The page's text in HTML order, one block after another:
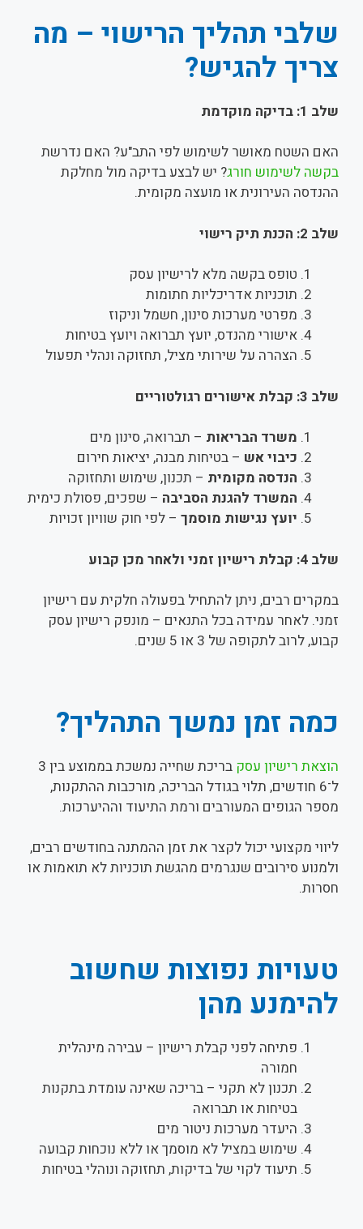
שלבי תהליך הרישוי – מה
צריך להגיש?
שלב 1: בדיקה מוקדמת
האם השטח מאושר לשימוש לפי התב"ע? האם נדרשת
בקשה לשימוש חורג? יש לבצע בדיקה מול מחלקת
ההנדסה העירונית או מועצה מקומית.
שלב 2: הכנת תיק רישוי
טופס בקשה מלא לרישיון עסק
תוכניות אדריכליות חתומות
מפרטי מערכות סינון, חשמל וניקוז
אישורי מהנדס, יועץ תברואה ויועץ בטיחות
הצהרה על שירותי מציל, תחזוקה ונהלי תפעול
שלב 3: קבלת אישורים רגולטוריים
משרד הבריאות – תברואה, סינון מים
כיבוי אש – בטיחות מבנה, יציאות חירום
הנדסה מקומית – תכנון, שימוש ותחזוקה
המשרד להגנת הסביבה – שפכים, פסולת כימית
יועץ נגישות מוסמך – לפי חוק שוויון זכויות
שלב 4: קבלת רישיון זמני ולאחר מכן קבוע
במקרים רבים, ניתן להתחיל בפעולה חלקית עם רישיון
זמני. לאחר עמידה בכל התנאים – מונפק רישיון עסק
קבוע, לרוב לתקופה של 3 או 5 שנים.
כמה זמן נמשך התהליך?
הוצאת רישיון עסק
בריכת שחייה נמשכת בממוצע בין 3
ל־6 חודשים, תלוי בגודל הבריכה, מורכבות ההתקנות,
מספר הגופים המעורבים ורמת התיעוד וההיערכות.
ליווי מקצועי יכול לקצר את זמן ההמתנה בחודשים רבים,
ולמנוע סירובים שנגרמים מהגשת תוכניות לא תואמות או
חסרות.
טעויות נפוצות שחשוב
להימנע מהן
פתיחה לפני קבלת רישיון – עבירה מינהלית
חמורה
תכנון לא תקני – בריכה שאינה עומדת בתקנות
בטיחות או תברואה
היעדר מערכות ניטור מים
שימוש במציל לא מוסמך או ללא נוכחות קבועה
תיעוד לקוי של בדיקות, תחזוקה ונוהלי בטיחות